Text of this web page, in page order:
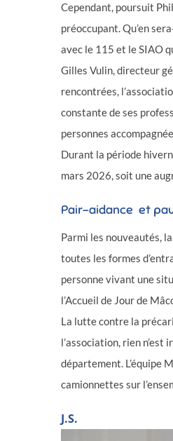
Cependant, poursuit
préoccupant. Qu’en
avec le 115 et le SIAO
Gilles Vulin, directeur
rencontrées,
constante de ses
personnes
Durant la période
mars 2026, soit une
Pair-aidance et
Parmi les nouveautés,
toutes les formes
personne vivant une
l’Accueil de Jour de
La lutte contre la
l’association, rien
département. L’équipe
camionnettes sur
J.S.